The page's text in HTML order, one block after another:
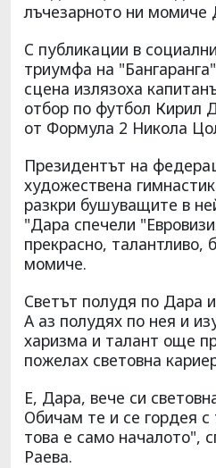
лъчезарното ни момиче
С публикации в
триумфа на
сцена излязоха
отбор по футбол Кирил
от Формула 2 Никола
Президентът на
художествена
разкри бушуващите в
"Дара спечели
прекрасно, талантливо,
момиче.
Светът полудя по Дара
А аз полудях по нея и
харизма и талант още
пожелах световна
Е, Дара, вече си
Обичам те и се гордея с
това е само началото",
Раева.